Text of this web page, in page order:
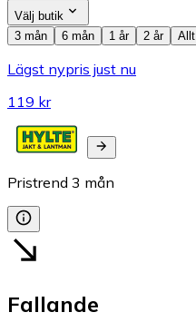
Välj butik
3 mån
6 mån 1 år 2 år Allt
Lägst nypris just nu
119 kr
Pristrend 3 mån
Fallande